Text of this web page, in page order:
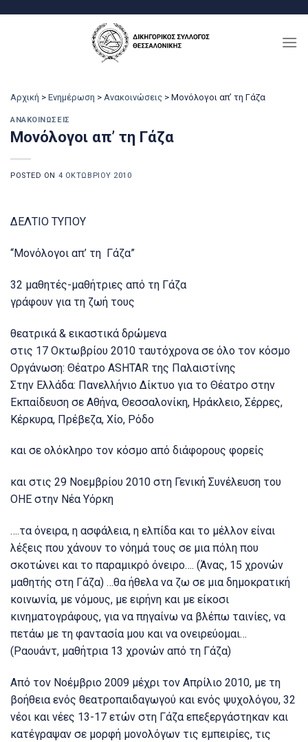
Αρχική > Ενημέρωση > Ανακοινώσεις > Μονόλογοι απ’ τη Γάζα
ΑΝΑΚΟΙΝΏΣΕΙΣ
Μονόλογοι απ’ τη Γάζα
POSTED ON 4 ΟΚΤΩΒΡΊΟΥ 2010
ΔΕΛΤΙΟ ΤΥΠΟΥ
“Μονόλογοι απ’ τη Γάζα”
32 μαθητές-μαθήτριες από τη Γάζα
γράφουν για τη ζωή τους
θεατρικά & εικαστικά δρώμενα
στις 17 Οκτωβρίου 2010 ταυτόχρονα σε όλο τον κόσμο
Οργάνωση: Θέατρο ASHTAR της Παλαιστίνης
Στην Ελλάδα: Πανελλήνιο Δίκτυο για το Θέατρο στην
Εκπαίδευση σε Αθήνα, Θεσσαλονίκη, Ηράκλειο, Σέρρες,
Κέρκυρα, Πρέβεζα, Χίο, Ρόδο
και σε ολόκληρο τον κόσμο από διάφορους φορείς
και στις 29 Νοεμβρίου 2010 στη Γενική Συνέλευση του
ΟΗΕ στην Νέα Υόρκη
….τα όνειρα, η ασφάλεια, η ελπίδα και το μέλλον είναι
λέξεις που χάνουν το νόημά τους σε μια πόλη που
σκοτώνει και το παραμικρό όνειρο…. (Άνας, 15 χρονών
μαθητής στη Γάζα) …θα ήθελα να ζω σε μια δημοκρατική
κοινωνία, με νόμους, με ειρήνη και με είκοσι
κινηματογράφους, για να πηγαίνω να βλέπω ταινίες, να
πετάω με τη φαντασία μου και να ονειρεύομαι…
(Ραουάντ, μαθήτρια 13 χρονών από τη Γάζα)
Από τον Νοέμβριο 2009 μέχρι τον Απρίλιο 2010, με τη
βοήθεια ενός θεατροπαιδαγωγού και ενός ψυχολόγου, 32
νέοι και νέες 13-17 ετών στη Γάζα επεξεργάστηκαν και
κατέγραψαν σε μορφή μονολόγων τις εμπειρίες, τις